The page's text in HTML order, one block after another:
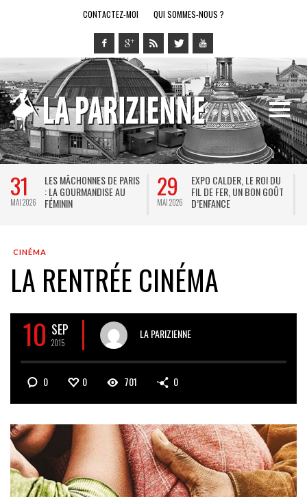
CONTACTEZ-MOI QUI SOMMES-NOUS ?
31
MAI 2026
LES MÂCHONNES DE PARIS
: LA GOURMANDISE AU
FÉMININ
29
MAI 2026
EXPO CALDER, LE ROI DU
FIL DE FER, UN BON GOÛT
D’ENFANCE
CINÉMA
LA RENTRÉE CINÉMA
10 SEP
2015
LA PARIZIENNE
0 0 701 0